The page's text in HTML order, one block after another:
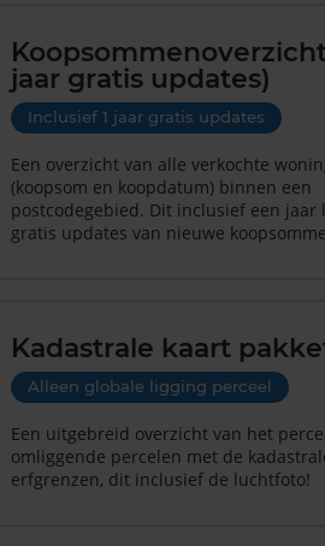
Koopsommenoverzicht
jaar gratis updates)
Inclusief 1 jaar gratis updates
Een overzicht van alle verkochte
(koopsom en koopdatum) binnen een
postcodegebied. Dit inclusief een jaar
gratis updates van nieuwe
Kadastrale kaart
Alleen globale ligging perceel
Een uitgebreid overzicht van het
omliggende percelen met de
erfgrenzen, dit inclusief de luchtfoto!